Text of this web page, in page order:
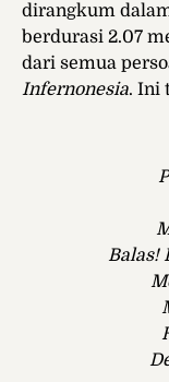
dirangkum
berdurasi 2.07
dari semua
Infernonesia. Ini
Balas!